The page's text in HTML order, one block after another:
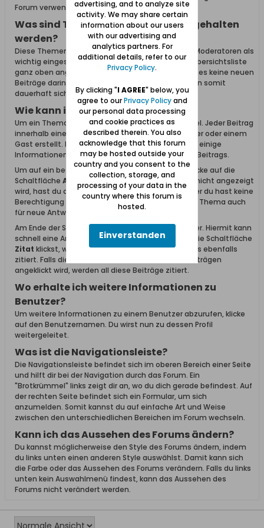
Forum verwendet.
Was sind Themen, welche oben festgehalten
werden?
Diese Themen wurden von Administratoren oder Moderatoren als
wichtig eingestuft. Diese Themen werden in der Übersichtsliste
ganz oben angezeigt und bleiben auch dort wenn es keine neuen
Beiträge darin gibt. Wichtige Informationen bleiben somit
dauerhaft sichtbar und zugänglich.
Wie kann ich Themen lesen?
Um ein Thema zu lesen, klicke einfach auf den Titel. Jeder Beitrag
innerhalb eines Themas wurde von einem Benutzer oder einem
Gast erstellt. Links neben dem Beitrag findet man einige
Informationen zum Ersteller des entsprechenden Beitrags.
Um auf ein bestehendes Thema zu antworten, klicke auf die
Schaltfläche Antworten. Falls diese Schaltfläche nicht angezeigt
wird, hast du dich entweder nicht angemeldet oder du hast keine
Berechtigung zum Antworten. Alternativ kann das Thema auch
für neue Antworten geschlossen sein.
Am Ende der Seite befindet sich ein Antwortfenster. Hiermit kann
schnell eine Antwort erstellt werden. Falls du auf die Schaltfläche
Zitat klickst, wird der Inhalt des vorherigen Beitrags ebenfalls
zitiert. Falls die Schaltfläche
in mehreren Beiträgen
angeklickt wird, werden all diese Beiträge zitiert.
Wo erhalte ich weitere Informationen zu
Benutzer?
Um weitere Informationen zu einem Benutzer abzurufen, klicke
auf den Benutzernamen. Du wirst nun zu dessen Profil
weitergeleitet.
Was ist die Navigationsleiste?
Die Navigationsleiste befindet sich im oberen Bereich einer Seite
und hilft dir bei der Navigation durch das Forum. Ein
"Brotkrümmel" links zeigt dir an, wo du dich gerade befindest. Auf
der rechten Seite befindet sich ein Formular, um sich
anzumelden. Somit kannst du auf einfache Art und Weise
zwischen den unterschiedlichen Bereichen im Forum wechseln.
Kann ich das Aussehen des Forums ändern?
Du kannst möglicherweise den Style des Forums ändern, indem
du links unten einen anderen Style auswählst. Damit kann sich
die Farbe oder das Aussehen des Forums verändern. Falls du links
unten kein Auswahlmenü findest, kann das Aussehen des
Forums nicht verändert werden.
advertising, and to analyze site
activity. We may share certain
information about our users
with our advertising and
analytics partners. For
additional details, refer to our
Privacy Policy.
By clicking "I AGREE" below, you
agree to ourPrivacy Policyand
our personal data processing
and cookie practices as
described therein. You also
acknowledge that this forum
may be hosted outside your
country and you consent to the
collection, storage, and
processing of your data in the
country where this forum is
hosted.
Einverstanden